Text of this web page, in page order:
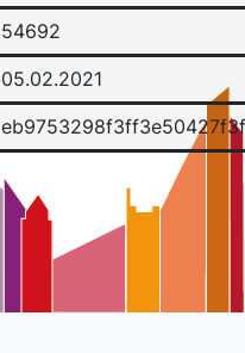
54692
05.02.2021